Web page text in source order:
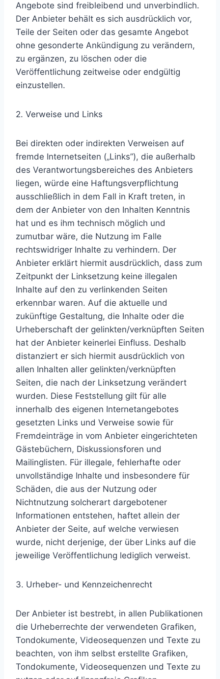
Angebote sind freibleibend und unverbindlich.
Der Anbieter behält es sich ausdrücklich vor,
Teile der Seiten oder das gesamte Angebot
ohne gesonderte Ankündigung zu verändern,
zu ergänzen, zu löschen oder die
Veröffentlichung zeitweise oder endgültig
einzustellen.
2. Verweise und Links
Bei direkten oder indirekten Verweisen auf
fremde Internetseiten („Links”), die außerhalb
des Verantwortungsbereiches des Anbieters
liegen, würde eine Haftungsverpflichtung
ausschließlich in dem Fall in Kraft treten, in
dem der Anbieter von den Inhalten Kenntnis
hat und es ihm technisch möglich und
zumutbar wäre, die Nutzung im Falle
rechtswidriger Inhalte zu verhindern. Der
Anbieter erklärt hiermit ausdrücklich, dass zum
Zeitpunkt der Linksetzung keine illegalen
Inhalte auf den zu verlinkenden Seiten
erkennbar waren. Auf die aktuelle und
zukünftige Gestaltung, die Inhalte oder die
Urheberschaft der gelinkten/verknüpften Seiten
hat der Anbieter keinerlei Einfluss. Deshalb
distanziert er sich hiermit ausdrücklich von
allen Inhalten aller gelinkten/verknüpften
Seiten, die nach der Linksetzung verändert
wurden. Diese Feststellung gilt für alle
innerhalb des eigenen Internetangebotes
gesetzten Links und Verweise sowie für
Fremdeinträge in vom Anbieter eingerichteten
Gästebüchern, Diskussionsforen und
Mailinglisten. Für illegale, fehlerhafte oder
unvollständige Inhalte und insbesondere für
Schäden, die aus der Nutzung oder
Nichtnutzung solcherart dargebotener
Informationen entstehen, haftet allein der
Anbieter der Seite, auf welche verwiesen
wurde, nicht derjenige, der über Links auf die
jeweilige Veröffentlichung lediglich verweist.
3. Urheber- und Kennzeichenrecht
Der Anbieter ist bestrebt, in allen Publikationen
die Urheberrechte der verwendeten Grafiken,
Tondokumente, Videosequenzen und Texte zu
beachten, von ihm selbst erstellte Grafiken,
Tondokumente, Videosequenzen und Texte zu